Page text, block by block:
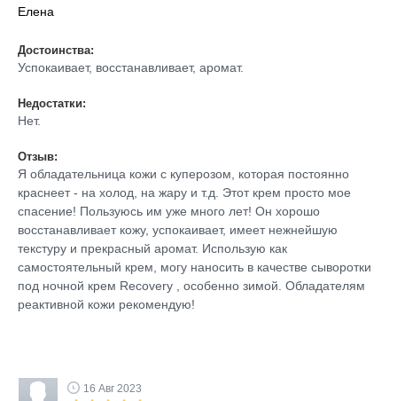
Елена
Достоинства:
Успокаивает, восстанавливает, аромат.
Недостатки:
Нет.
Отзыв:
Я обладательница кожи с куперозом, которая постоянно
краснеет - на холод, на жару и т.д. Этот крем просто мое
спасение! Пользуюсь им уже много лет! Он хорошо
восстанавливает кожу, успокаивает, имеет нежнейшую
текстуру и прекрасный аромат. Использую как
самостоятельный крем, могу наносить в качестве сыворотки
под ночной крем Recovery , особенно зимой. Обладателям
реактивной кожи рекомендую!
16 Авг 2023